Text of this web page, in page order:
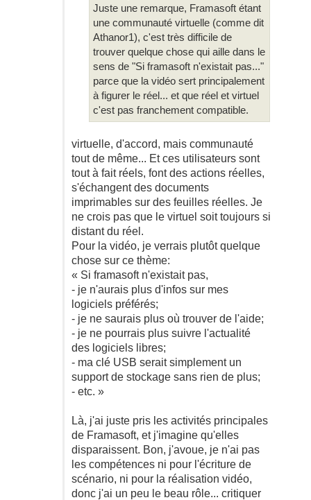
Juste une remarque, Framasoft étant
une communauté virtuelle (comme dit
Athanor1), c'est très difficile de
trouver quelque chose qui aille dans le
sens de "Si framasoft n'existait pas..."
parce que la vidéo sert principalement
à figurer le réel... et que réel et virtuel
c'est pas franchement compatible.
virtuelle, d'accord, mais communauté
tout de même... Et ces utilisateurs sont
tout à fait réels, font des actions réelles,
s'échangent des documents
imprimables sur des feuilles réelles. Je
ne crois pas que le virtuel soit toujours si
distant du réel.
Pour la vidéo, je verrais plutôt quelque
chose sur ce thème:
« Si framasoft n'existait pas,
- je n'aurais plus d'infos sur mes
logiciels préférés;
- je ne saurais plus où trouver de l'aide;
- je ne pourrais plus suivre l'actualité
des logiciels libres;
- ma clé USB serait simplement un
support de stockage sans rien de plus;
- etc. »
Là, j'ai juste pris les activités principales
de Framasoft, et j'imagine qu'elles
disparaissent. Bon, j'avoue, je n'ai pas
les compétences ni pour l'écriture de
scénario, ni pour la réalisation vidéo,
donc j'ai un peu le beau rôle... critiquer